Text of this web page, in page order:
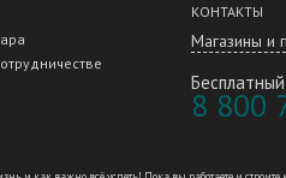
КОНТАКТЫ
Магазины и
8 800